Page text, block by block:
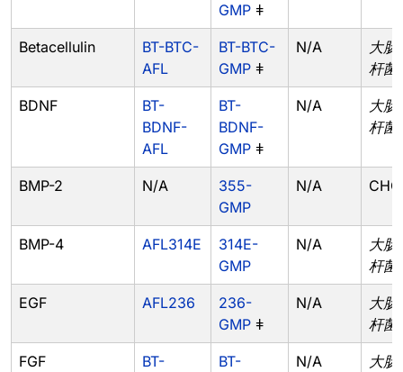
GMP ǂ
Betacellulin
BT-BTC-
AFL
BT-BTC-
GMP ǂ
N/A
大肠
杆菌
BDNF
BT-
BDNF-
AFL
BT-
BDNF-
GMP ǂ
N/A
大肠
杆菌
BMP-2 N/A
355-
GMP
N/A CHO
BMP-4 AFL314E
314E-
GMP
N/A
大肠
杆菌
EGF AFL236
236-
GMP ǂ
N/A
大肠
杆菌
FGF
BT-
BT-
N/A
大肠